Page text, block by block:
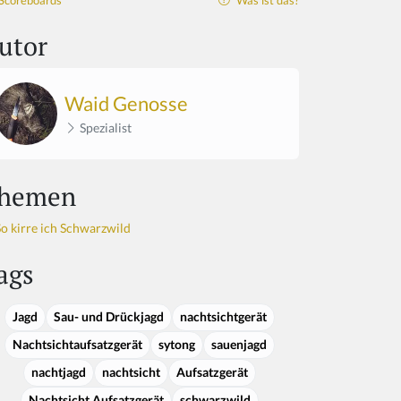
Waid Genosse
Spezialist
kirre ich Schwarzwild
Jagd Sau- und Drückjagd
nachtsichtgerät
Nachtsichtaufsatzgerät
sytong
sauenjagd
nachtjagd
nachtsicht
Aufsatzgerät